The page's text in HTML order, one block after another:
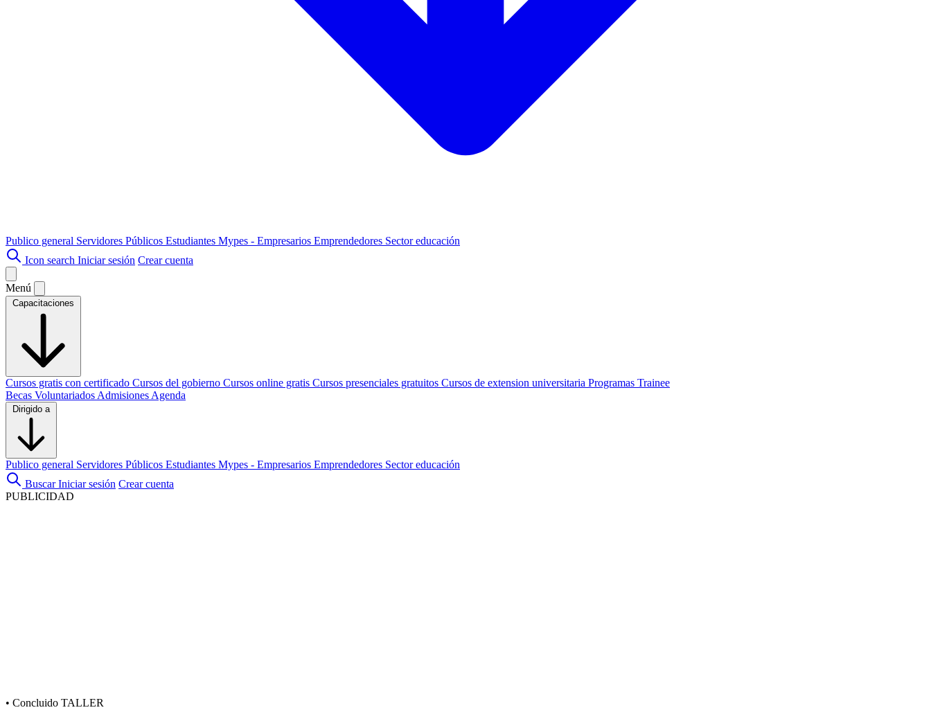
Publico general Servidores Públicos Estudiantes Mypes - Empresarios Emprendedores Sector educación
Icon search Iniciar sesión Crear cuenta
Menú
Capacitaciones
Cursos gratis con certificado Cursos del gobierno Cursos online gratis Cursos presenciales gratuitos Cursos de extension universitaria Programas Trainee
Becas Voluntariados Admisiones Agenda
Dirigido a
Publico general Servidores Públicos Estudiantes Mypes - Empresarios Emprendedores Sector educación
Buscar Iniciar sesión Crear cuenta
PUBLICIDAD
• Concluido TALLER